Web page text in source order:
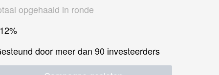
opgehaald in ronde
door meer dan 90 investeerders